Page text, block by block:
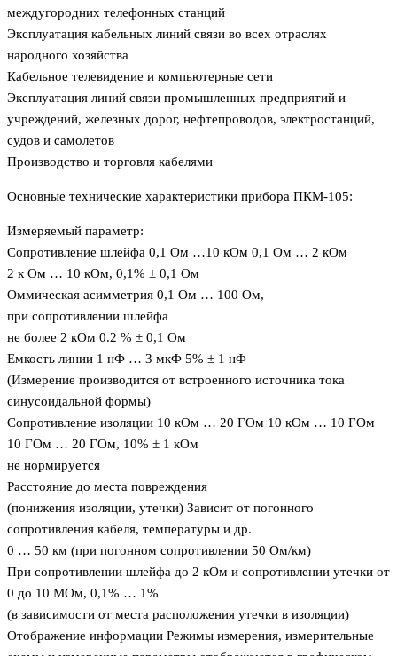
междугородних телефонных станций
Эксплуатация кабельных линий связи во всех отраслях
народного хозяйства
Кабельное телевидение и компьютерные сети
Эксплуатация линий связи промышленных предприятий и
учреждений, железных дорог, нефтепроводов, электростанций,
судов и самолетов
Производство и торговля кабелями
Основные технические характеристики прибора ПКМ-105:
Измеряемый параметр:
Сопротивление шлейфа 0,1 Ом …10 кОм 0,1 Ом … 2 кОм
2 к Ом … 10 кОм, 0,1% ± 0,1 Ом
Оммическая асимметрия 0,1 Ом … 100 Ом,
при сопротивлении шлейфа
не более 2 кОм 0.2 % ± 0,1 Ом
Емкость линии 1 нФ … 3 мкФ 5% ± 1 нФ
(Измерение производится от встроенного источника тока
синусоидальной формы)
Сопротивление изоляции 10 кОм … 20 ГОм 10 кОм … 10 ГОм
10 ГОм … 20 ГОм, 10% ± 1 кОм
не нормируется
Расстояние до места повреждения
(понижения изоляции, утечки) Зависит от погонного
сопротивления кабеля, температуры и др.
0 … 50 км (при погонном сопротивлении 50 Ом/км)
При сопротивлении шлейфа до 2 кОм и сопротивлении утечки от
0 до 10 МОм, 0,1% … 1%
(в зависимости от места расположения утечки в изоляции)
Отображение информации Режимы измерения, измерительные